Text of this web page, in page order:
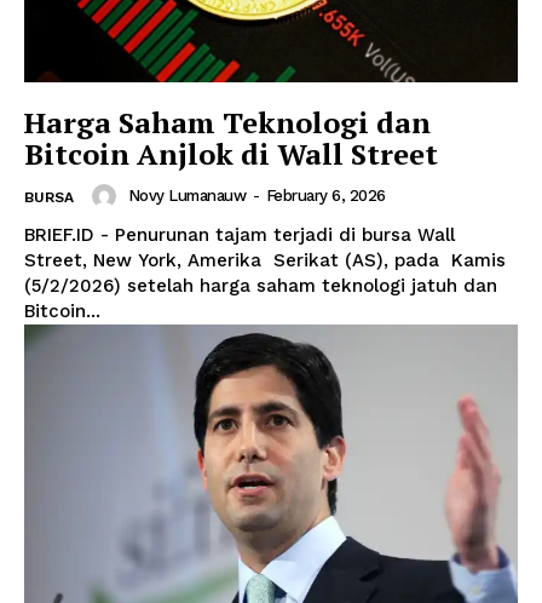
Harga Saham Teknologi dan
Bitcoin Anjlok di Wall Street
BURSA Novy Lumanauw - February 6, 2026
BRIEF.ID - Penurunan tajam terjadi di bursa Wall
Street, New York, Amerika Serikat (AS), pada Kamis
(5/2/2026) setelah harga saham teknologi jatuh dan
Bitcoin...